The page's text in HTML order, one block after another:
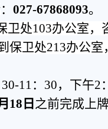
027-67868093。
处103办公室，
保卫处213办公室
11：30，下午2
18日 之前完成上